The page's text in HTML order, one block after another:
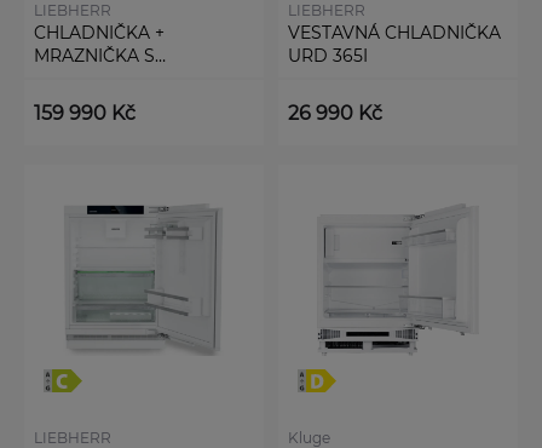
LIEBHERR
CHLADNIČKA +
MRAZNIČKA S
159 990 Kč
LIEBHERR
VESTAVNÁ CHLADNIČKA
URD 365I
26 990 Kč
LIEBHERR Kluge